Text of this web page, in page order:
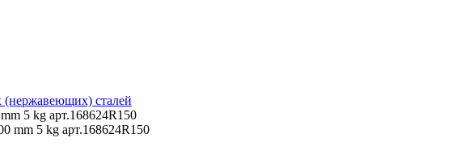
(нержавеющих) сталей
5 kg арт.168624R150